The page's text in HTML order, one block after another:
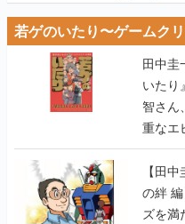
若ゲのいたり〜ゲームク
田中圭
いたり
智さん
重なエ
【田中
の絆
ズを満